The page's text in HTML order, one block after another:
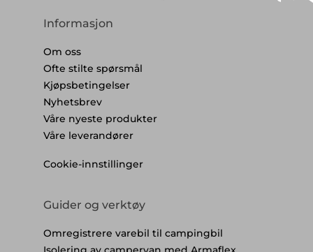
Informasjon
Om oss
Ofte stilte spørsmål
Kjøpsbetingelser
Nyhetsbrev
Våre nyeste produkter
Våre leverandører
Cookie-innstillinger
Guider og verktøy
Omregistrere varebil til campingbil